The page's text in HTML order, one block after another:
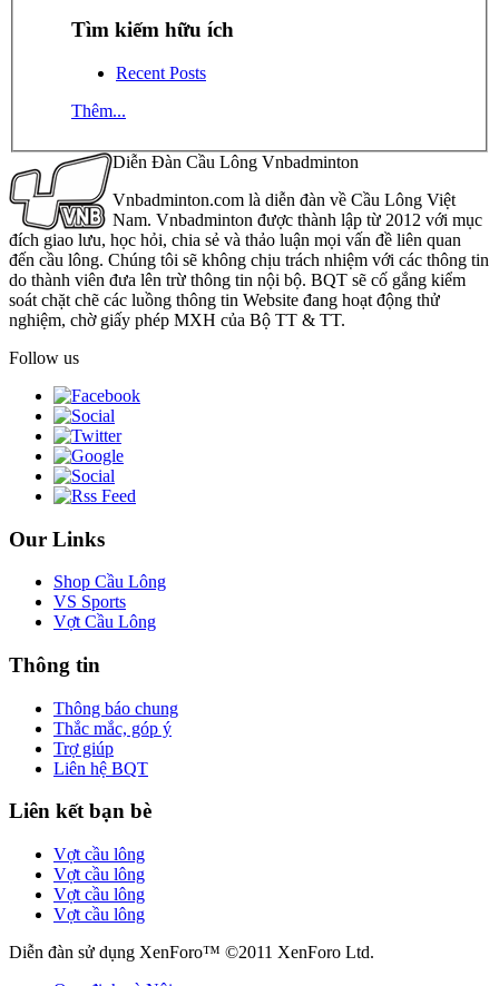
Tìm kiếm hữu ích
Recent Posts
Thêm...
Diễn Đàn Cầu Lông Vnbadminton
Vnbadminton.com là diễn đàn về Cầu Lông Việt
Nam. Vnbadminton được thành lập từ 2012 với mục
đích giao lưu, học hỏi, chia sẻ và thảo luận mọi vấn đề liên quan
đến cầu lông. Chúng tôi sẽ không chịu trách nhiệm với các thông tin
do thành viên đưa lên trừ thông tin nội bộ. BQT sẽ cố gắng kiểm
soát chặt chẽ các luồng thông tin Website đang hoạt động thử
nghiệm, chờ giấy phép MXH của Bộ TT & TT.
Follow us
Our Links
Shop Cầu Lông
VS Sports
Vợt Cầu Lông
Thông tin
Thông báo chung
Thắc mắc, góp ý
Trợ giúp
Liên hệ BQT
Liên kết bạn bè
Vợt cầu lông
Vợt cầu lông
Vợt cầu lông
Vợt cầu lông
Diễn đàn sử dụng XenForo™ ©2011 XenForo Ltd.